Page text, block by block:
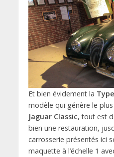
Et bien évidement la
modèle qui génère le
Jaguar Classic, tout est
bien une restauration,
carrosserie présentés ici
maquette à l’échelle 1